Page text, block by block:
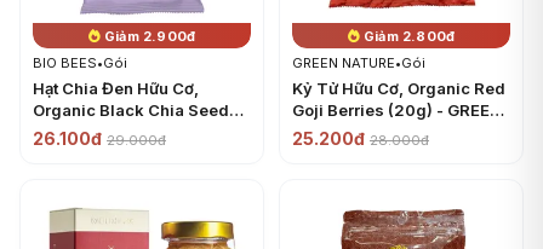
Giảm 2.900đ
BIO BEES•Gói
Hạt Chia Đen Hữu Cơ,
Organic Black Chia Seeds
(50g) - BIO BEES
26.100đ 29.000đ
Giảm 2.800đ
GREEN NATURE•Gói
Kỷ Tử Hữu Cơ, Organic Red
Goji Berries (20g) - GREEN
NATURE
25.200đ 28.000đ